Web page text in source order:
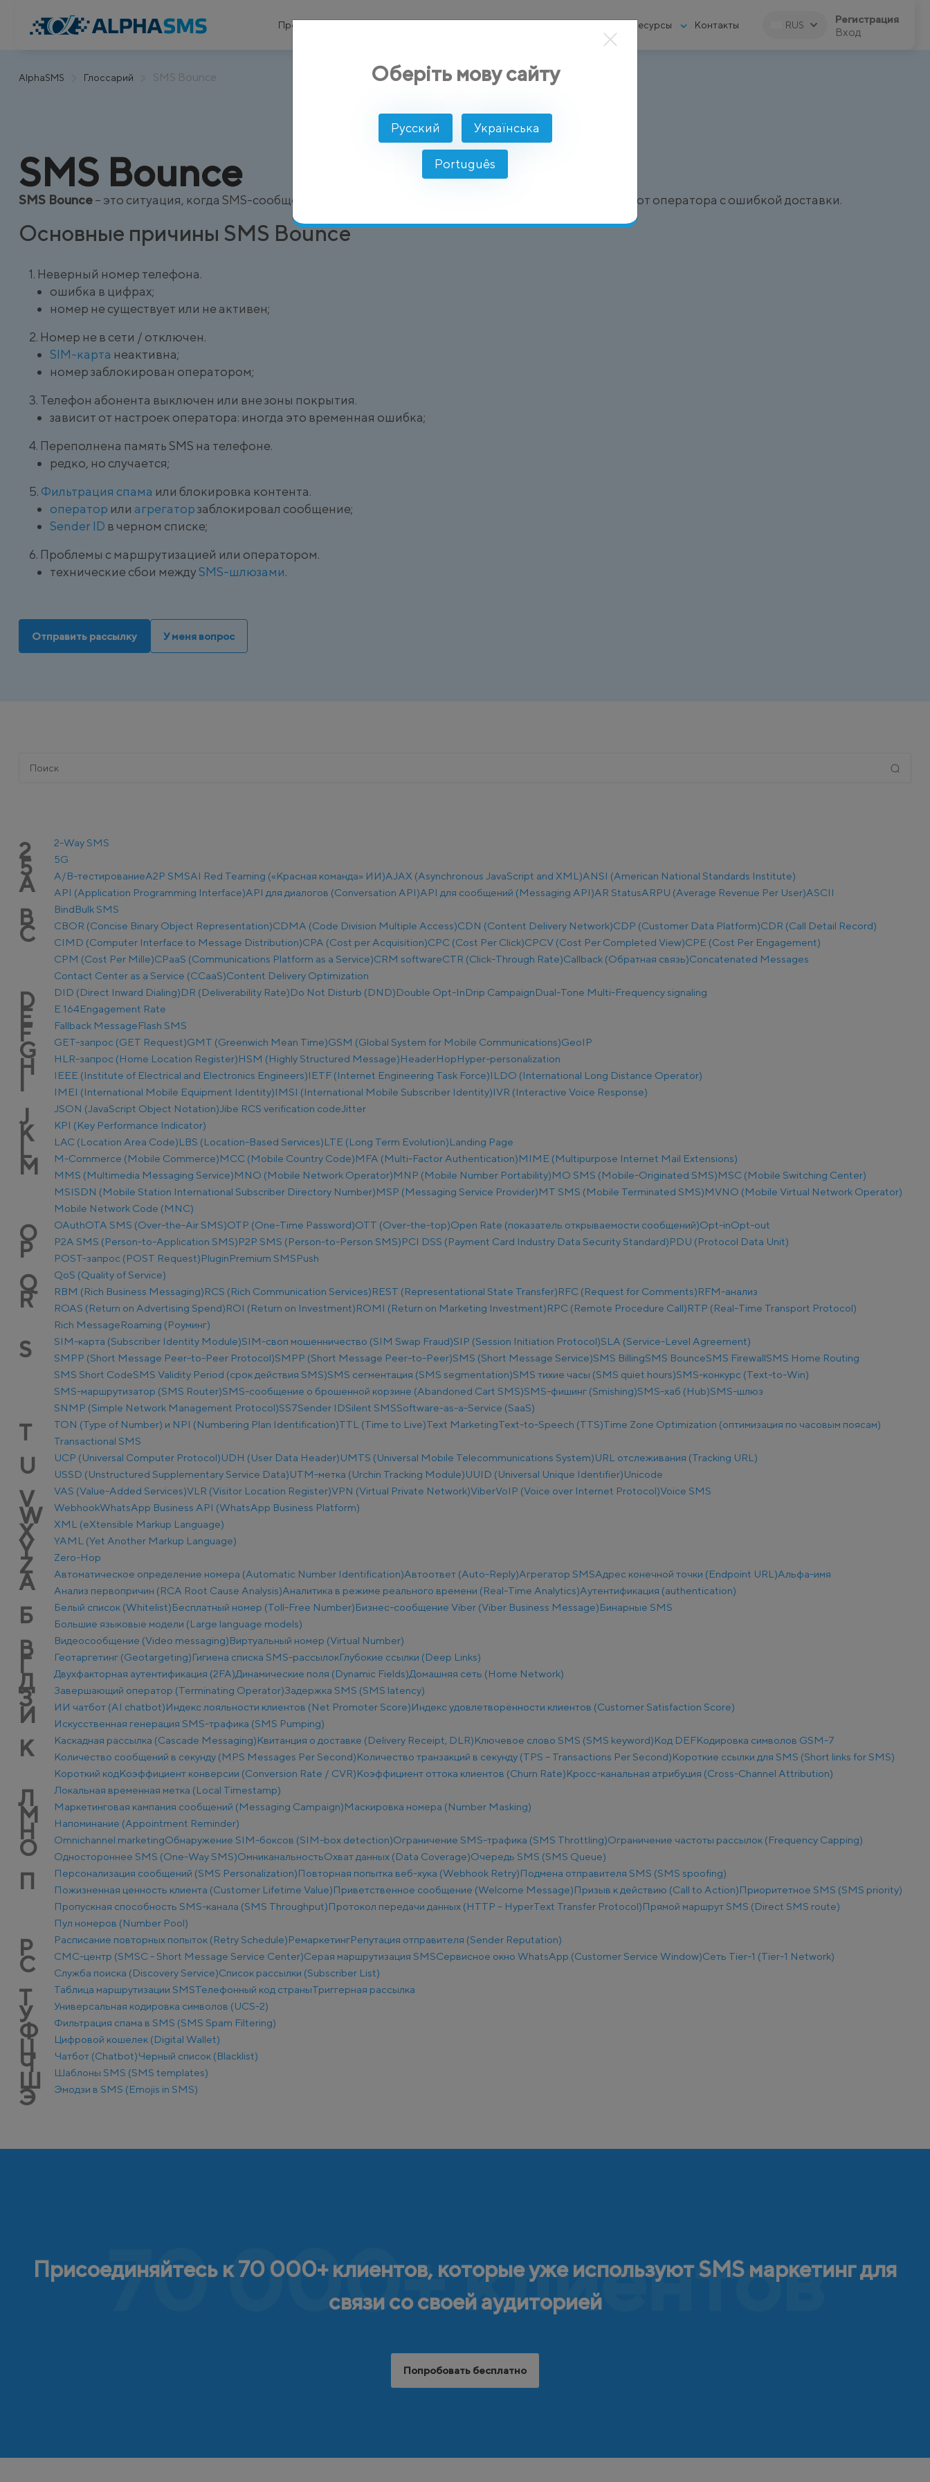
AlphaSMS Глоссарий SMS Bounce
Продукты Ресурсы Контакты RUS Регистрация
Вход
SMS Bounce
SMS Bounce– это ситуация, когда SMS-сообщение не может быть доставлено абоненту и возвращается от оператора с ошибкой доставки.
Основные причины SMS Bounce
Неверный номер телефона.
ошибка в цифрах;
номер не существует или не активен;
Номер не в сети / отключен.
SIM-карта неактивна;
номер заблокирован оператором;
Телефон абонента выключен или вне зоны покрытия.
зависит от настроек оператора: иногда это временная ошибка;
Переполнена память SMS на телефоне.
редко, но случается;
Фильтрация спама или блокировка контента.
оператор или агрегаторзаблокировал сообщение;
Sender ID в черном списке;
Проблемы с маршрутизацией или оператором.
технические сбои между SMS-шлюзами.
Отправить рассылку У меня вопрос
2 2-Way SMS
5 5G
A A/B-тестированиеA2P SMSAI Red Teaming («Красная команда» ИИ)AJAX (Asynchronous JavaScript and XML)ANSI (American National Standards Institute)
API (Application Programming Interface)API для диалогов (Conversation API)API для сообщений (Messaging API)AR StatusARPU (Average Revenue Per User)ASCII
B BindBulk SMS
C CBOR (Concise Binary Object Representation)CDMA (Code Division Multiple Access)CDN (Content Delivery Network)CDP (Customer Data Platform)CDR (Call Detail Record)
CIMD (Computer Interface to Message Distribution)CPA (Cost per Acquisition)CPC (Cost Per Click)CPCV (Cost Per Completed View)CPE (Cost Per Engagement)
CPM (Cost Per Mille)CPaaS (Communications Platform as a Service)CRM softwareCTR (Click-Through Rate)Callback (Обратная связь)Concatenated Messages
Contact Center as a Service (CCaaS)Content Delivery Optimization
D DID (Direct Inward Dialing)DR (Deliverability Rate)Do Not Disturb (DND)Double Opt-InDrip CampaignDual-Tone Multi-Frequency signaling
E E.164Engagement Rate
F Fallback MessageFlash SMS
G GET-запрос (GET Request)GMT (Greenwich Mean Time)GSM (Global System for Mobile Communications)GeoIP
H HLR-запрос (Home Location Register)HSM (Highly Structured Message)HeaderHopHyper-personalization
IEEE (Institute of Electrical and Electronics Engineers)IETF (Internet Engineering Task Force)ILDO (International Long Distance Operator)
IMEI (International Mobile Equipment Identity)IMSI (International Mobile Subscriber Identity)IVR (Interactive Voice Response)
J JSON (JavaScript Object Notation)Jibe RCS verification codeJitter
K KPI (Key Performance Indicator)
L LAC (Location Area Code)LBS (Location-Based Services)LTE (Long Term Evolution)Landing Page
M M-Commerce (Mobile Commerce)MCC (Mobile Country Code)MFA (Multi-Factor Authentication)MIME (Multipurpose Internet Mail Extensions)
MMS (Multimedia Messaging Service)MNO (Mobile Network Operator)MNP (Mobile Number Portability)MO SMS (Mobile-Originated SMS)MSC (Mobile Switching Center)
MSISDN (Mobile Station International Subscriber Directory Number)MSP (Messaging Service Provider)MT SMS (Mobile Terminated SMS)MVNO (Mobile Virtual Network Operator)
Mobile Network Code (MNC)
O OAuthOTA SMS (Over-the-Air SMS)OTP (One-Time Password)OTT (Over-the-top)Open Rate (показатель открываемости сообщений)Opt-inOpt-out
P P2A SMS (Person-to-Application SMS)P2P SMS (Person-to-Person SMS)PCI DSS (Payment Card Industry Data Security Standard)PDU (Protocol Data Unit)
POST-запрос (POST Request)PluginPremium SMSPush
Q QoS (Quality of Service)
R RBM (Rich Business Messaging)RCS (Rich Communication Services)REST (Representational State Transfer)RFC (Request for Comments)RFM-анализ
ROAS (Return on Advertising Spend)ROI (Return on Investment)ROMI (Return on Marketing Investment)RPC (Remote Procedure Call)RTP (Real-Time Transport Protocol)
Rich MessageRoaming (Роуминг)
S SIM-карта (Subscriber Identity Module)SIM-своп мошенничество (SIM Swap Fraud)SIP (Session Initiation Protocol)SLA (Service-Level Agreement)
SMPP (Short Message Peer-to-Peer Protocol)SMPP (Short Message Peer-to-Peer)SMS (Short Message Service)SMS BillingSMS BounceSMS FirewallSMS Home Routing
SMS Short CodeSMS Validity Period (срок действия SMS)SMS сегментация (SMS segmentation)SMS тихие часы (SMS quiet hours)SMS-конкурс (Text-to-Win)
SMS-маршрутизатор (SMS Router)SMS-сообщение о брошенной корзине (Abandoned Cart SMS)SMS-фишинг (Smishing)SMS-хаб (Hub)SMS-шлюз
SNMP (Simple Network Management Protocol)SS7Sender IDSilent SMSSoftware-as-a-Service (SaaS)
T TON (Type of Number) и NPI (Numbering Plan Identification)TTL (Time to Live)Text MarketingText-to-Speech (TTS)Time Zone Optimization (оптимизация по часовым поясам)
Transactional SMS
U UCP (Universal Computer Protocol)UDH (User Data Header)UMTS (Universal Mobile Telecommunications System)URL отслеживания (Tracking URL)
USSD (Unstructured Supplementary Service Data)UTM-метка (Urchin Tracking Module)UUID (Universal Unique Identifier)Unicode
V VAS (Value-Added Services)VLR (Visitor Location Register)VPN (Virtual Private Network)ViberVoIP (Voice over Internet Protocol)Voice SMS
W WebhookWhatsApp Business API (WhatsApp Business Platform)
X XML (eXtensible Markup Language)
Y YAML (Yet Another Markup Language)
Z Zero-Hop
А Автоматическое определение номера (Automatic Number Identification)Автоответ (Auto-Reply)Агрегатор SMSАдрес конечной точки (Endpoint URL)Альфа-имя
Анализ первопричин (RCA Root Cause Analysis)Аналитика в режиме реального времени (Real-Time Analytics)Аутентификация (authentication)
Б Белый список (Whitelist)Бесплатный номер (Toll-Free Number)Бизнес-сообщение Viber (Viber Business Message)Бинарные SMS
Большие языковые модели (Large language models)
В Видеосообщение (Video messaging)Виртуальный номер (Virtual Number)
Г Геотаргетинг (Geotargeting)Гигиена списка SMS-рассылокГлубокие ссылки (Deep Links)
Д Двухфакторная аутентификация (2FA)Динамические поля (Dynamic Fields)Домашняя сеть (Home Network)
З Завершающий оператор (Terminating Operator)Задержка SMS (SMS latency)
И ИИ чатбот (AI chatbot)Индекс лояльности клиентов (Net Promoter Score)Индекс удовлетворённости клиентов (Customer Satisfaction Score)
Искусственная генерация SMS-трафика (SMS Pumping)
К Каскадная рассылка (Cascade Messaging)Квитанция о доставке (Delivery Receipt, DLR)Ключевое слово SMS (SMS keyword)Код DEFКодировка символов GSM-7
Количество сообщений в секунду (MPS Messages Per Second)Количество транзакций в секунду (TPS – Transactions Per Second)Короткие ссылки для SMS (Short links for SMS)
Короткий кодКоэффициент конверсии (Conversion Rate / CVR)Коэффициент оттока клиентов (Churn Rate)Кросс-канальная атрибуция (Cross-Channel Attribution)
Л Локальная временная метка (Local Timestamp)
М Маркетинговая кампания сообщений (Messaging Campaign)Маскировка номера (Number Masking)
Н Напоминание (Appointment Reminder)
О Оmnichannel marketingОбнаружение SIM-боксов (SIM-box detection)Ограничение SMS-трафика (SMS Throttling)Ограничение частоты рассылок (Frequency Capping)
Одностороннее SMS (One-Way SMS)ОмниканальностьОхват данных (Data Coverage)Очередь SMS (SMS Queue)
П Персонализация сообщений (SMS Personalization)Повторная попытка веб-хука (Webhook Retry)Подмена отправителя SMS (SMS spoofing)
Пожизненная ценность клиента (Customer Lifetime Value)Приветственное сообщение (Welcome Message)Призыв к действию (Call to Action)Приоритетное SMS (SMS priority)
Пропускная способность SMS-канала (SMS Throughput)Протокол передачи данных (HTTP – HyperText Transfer Protocol)Прямой маршрут SMS (Direct SMS route)
Пул номеров (Number Pool)
Р Расписание повторных попыток (Retry Schedule)РемаркетингРепутация отправителя (Sender Reputation)
С СМС-центр (SMSC - Short Message Service Center)Серая маршрутизация SMSСервисное окно WhatsApp (Customer Service Window)Сеть Tier-1 (Tier-1 Network)
Служба поиска (Discovery Service)Список рассылки (Subscriber List)
Т Таблица маршрутизации SMSТелефонный код страныТриггерная рассылка
У Универсальная кодировка символов (UCS-2)
Ф Фильтрация спама в SMS (SMS Spam Filtering)
Ц Цифровой кошелек (Digital Wallet)
Ч Чатбот (Chatbot)Черный список (Blacklist)
Ш Шаблоны SMS (SMS templates)
Э Эмодзи в SMS (Emojis in SMS)
70 000+ клиентов
Присоединяйтесь к 70 000+ клиентов, которые уже используют SMS маркетинг для
связи со своей аудиторией
Попробовать бесплатно
Оберіть мову сайту
Русский Українська
Português